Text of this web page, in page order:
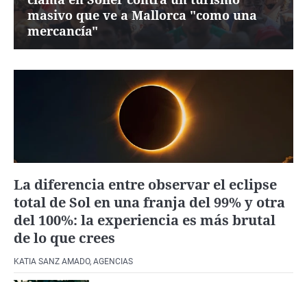
masivo que ve a Mallorca "como una
mercancía"
La diferencia entre observar el eclipse
total de Sol en una franja del 99% y otra
del 100%: la experiencia es más brutal
de lo que crees
KATIA SANZ AMADO, AGENCIAS